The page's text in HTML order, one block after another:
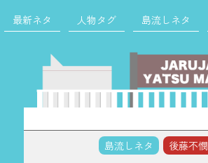
最新ネタ 人物タグ 島流しネタ
索:
島流しネタ
後藤不憫